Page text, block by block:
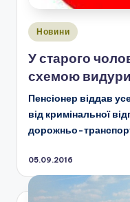
Опубліковано
Новини
У старого
схемою
Пенсіонер віддав
від кримінальної
дорожньо-
05.09.2016